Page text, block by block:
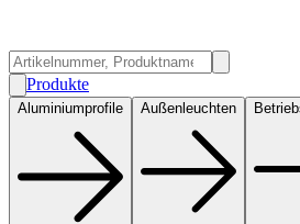
Produkte
Aluminiumprofile Außenleuchten